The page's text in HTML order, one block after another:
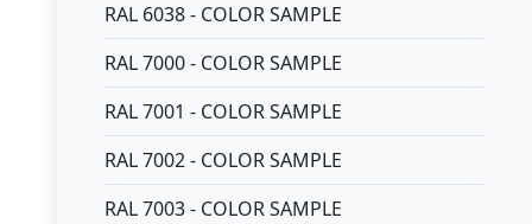
RAL 6038 - COLOR SAMPLE
RAL 7000 - COLOR SAMPLE
RAL 7001 - COLOR SAMPLE
RAL 7002 - COLOR SAMPLE
RAL 7003 - COLOR SAMPLE